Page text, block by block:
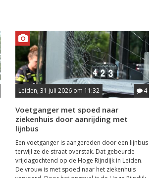
Leiden, 31 juli 2026 om 11:32 4
Voetganger met spoed naar
ziekenhuis door aanrijding met
lijnbus
Een voetganger is aangereden door een lijnbus
terwijl ze de straat overstak. Dat gebeurde
vrijdagochtend op de Hoge Rijndijk in Leiden.
De vrouw is met spoed naar het ziekenhuis